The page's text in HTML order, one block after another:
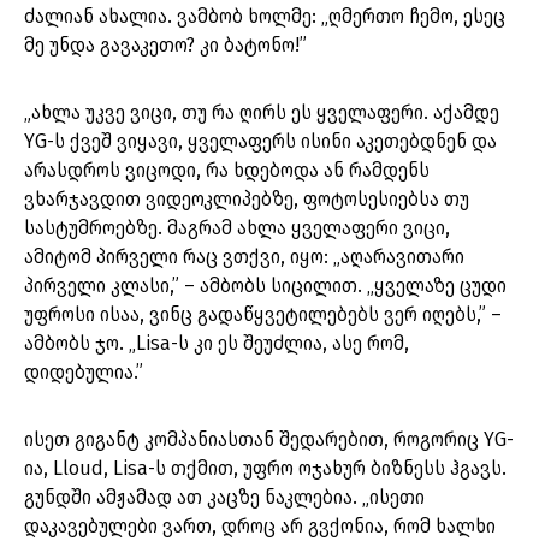
ძალიან ახალია. ვამბობ ხოლმე: „ღმერთო ჩემო, ესეც
მე უნდა გავაკეთო? კი ბატონო!”
„ახლა უკვე ვიცი, თუ რა ღირს ეს ყველაფერი. აქამდე
YG-ს ქვეშ ვიყავი, ყველაფერს ისინი აკეთებდნენ და
არასდროს ვიცოდი, რა ხდებოდა ან რამდენს
ვხარჯავდით ვიდეოკლიპებზე, ფოტოსესიებსა თუ
სასტუმროებზე. მაგრამ ახლა ყველაფერი ვიცი,
ამიტომ პირველი რაც ვთქვი, იყო: „აღარავითარი
პირველი კლასი,” – ამბობს სიცილით. „ყველაზე ცუდი
უფროსი ისაა, ვინც გადაწყვეტილებებს ვერ იღებს,” –
ამბობს ჯო. „Lisa-ს კი ეს შეუძლია, ასე რომ,
დიდებულია.”
ისეთ გიგანტ კომპანიასთან შედარებით, როგორიც YG-
ია, Lloud, Lisa-ს თქმით, უფრო ოჯახურ ბიზნესს ჰგავს.
გუნდში ამჟამად ათ კაცზე ნაკლებია. „ისეთი
დაკავებულები ვართ, დროც არ გვქონია, რომ ხალხი